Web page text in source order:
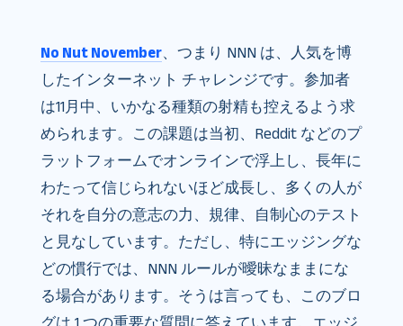
No Nut November、つまり NNN は、人気を博
したインターネット チャレンジです。参加者
は11月中、いかなる種類の射精も控えるよう求
められます。この課題は当初、Reddit などのプ
ラットフォームでオンラインで浮上し、長年に
わたって信じられないほど成長し、多くの人が
それを自分の意志の力、規律、自制心のテスト
と見なしています。ただし、特にエッジングな
どの慣行では、NNN ルールが曖昧なままにな
る場合があります。そうは言っても、このブロ
グは 1 つの重要な質問に答えています。エッジ